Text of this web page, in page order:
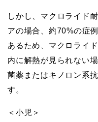
しかし、マクロライド
アの場合、約70%の症
あるため、マクロライ
内に解熱が見られない
菌薬またはキノロン系
す。
＜小児＞